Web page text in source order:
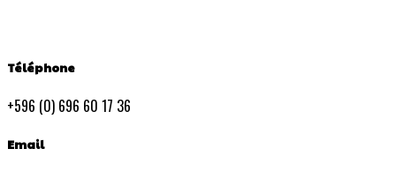
Téléphone
+596 (0) 696 60 17 36
Email